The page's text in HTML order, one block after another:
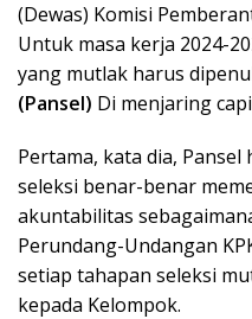
(Dewas) Komisi
Untuk masa kerja 2024-
yang mutlak harus
(Pansel) Di menjaring
Pertama, kata dia,
seleksi benar-benar
akuntabilitas
Perundang-Undangan
setiap tahapan seleksi
kepada Kelompok.